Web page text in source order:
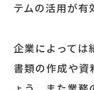
テムの活用が有
企業によっては
書類の作成や資